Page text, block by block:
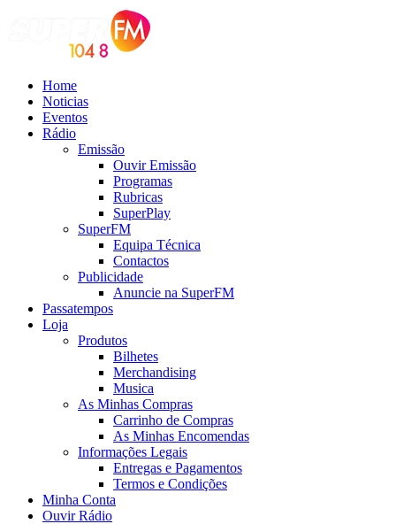
Home
Noticias
Eventos
Rádio
Emissão
Ouvir Emissão
Programas
Rubricas
SuperPlay
SuperFM
Equipa Técnica
Contactos
Publicidade
Anuncie na SuperFM
Passatempos
Loja
Produtos
Bilhetes
Merchandising
Musica
As Minhas Compras
Carrinho de Compras
As Minhas Encomendas
Informações Legais
Entregas e Pagamentos
Termos e Condições
Minha Conta
Ouvir Rádio